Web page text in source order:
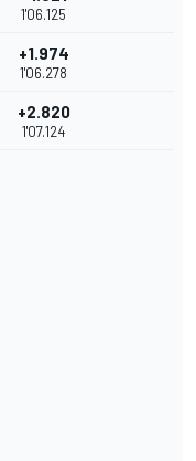
1'06.125
+1.974
1'06.278
+2.820
1'07.124